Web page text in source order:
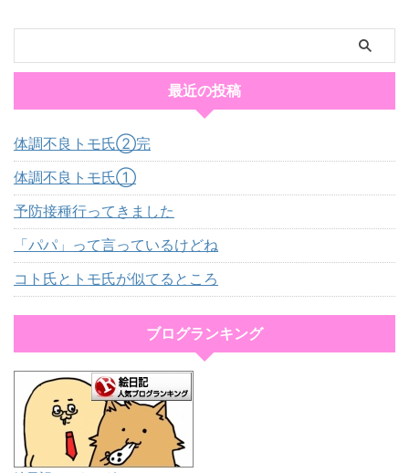
最近の投稿
体調不良トモ氏②完
体調不良トモ氏①
予防接種行ってきました
「パパ」って言っているけどね
コト氏とトモ氏が似てるところ
ブログランキング